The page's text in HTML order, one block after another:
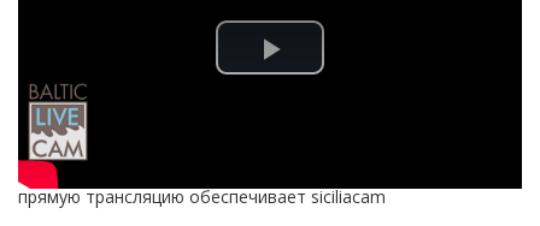
Play
прямую трансляцию обеспечивает siciliacam